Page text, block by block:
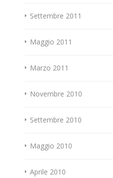
Settembre 2011
Maggio 2011
Marzo 2011
Novembre 2010
Settembre 2010
Maggio 2010
Aprile 2010